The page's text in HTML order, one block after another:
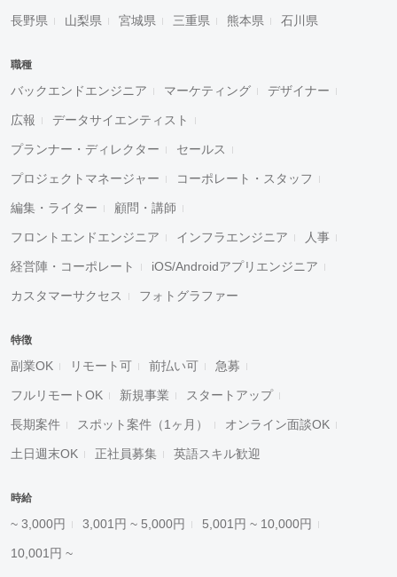
長野県 山梨県 宮城県 三重県 熊本県 石川県
職種
バックエンドエンジニア マーケティング デザイナー
広報 データサイエンティスト
プランナー・ディレクター セールス
プロジェクトマネージャー コーポレート・スタッフ
編集・ライター 顧問・講師
フロントエンドエンジニア インフラエンジニア 人事
経営陣・コーポレート iOS/Androidアプリエンジニア
カスタマーサクセス フォトグラファー
特徴
副業OK リモート可 前払い可 急募
フルリモートOK 新規事業 スタートアップ
長期案件 スポット案件（1ヶ月） オンライン面談OK
土日週末OK 正社員募集 英語スキル歓迎
時給
~ 3,000円 3,001円 ~ 5,000円 5,001円 ~ 10,000円
10,001円 ~